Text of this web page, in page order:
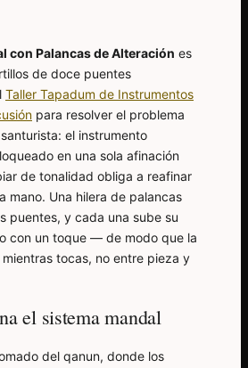
con Palancas de Alteración es
de doce puentes
Taller Tapadum de Instrumentos
para resolver el problema
el instrumento
en una sola afinación
de tonalidad obliga a reafinar
mano. Una hilera de palancas
puentes, y cada una sube su
con un toque — de modo que la
tocas, no entre pieza y
el sistema mandal
del qanun, donde los